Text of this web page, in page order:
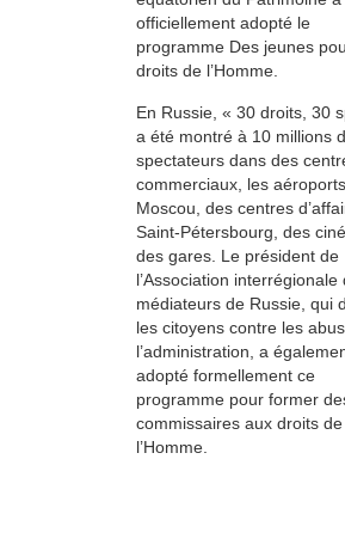
officiellement adopté le
programme Des jeunes
droits de l’Homme.
En Russie, « 30 droits, 30
a été montré à 10 millions
spectateurs dans des
commerciaux, les
Moscou, des centres
Saint-Pétersbourg, des
des gares. Le président de
l’Association interrégionale
médiateurs de Russie, qui
les citoyens contre les
l’administration, a
adopté formellement ce
programme pour former
commissaires aux droits de
l’Homme.